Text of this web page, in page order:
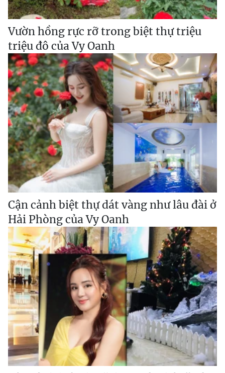
Vườn hồng rực rỡ trong biệt thự triệu
triệu đô của Vy Oanh
Cận cảnh biệt thự dát vàng như lâu đài ở
Hải Phòng của Vy Oanh